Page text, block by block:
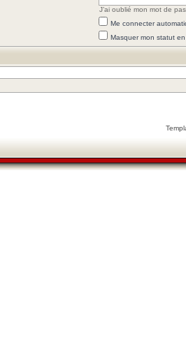
J’ai oublié mon mot de
Me connecter
Masquer mon statut